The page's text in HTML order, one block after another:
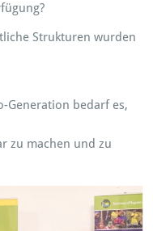
Strukturen wurden
Generation bedarf es,
zu machen und zu